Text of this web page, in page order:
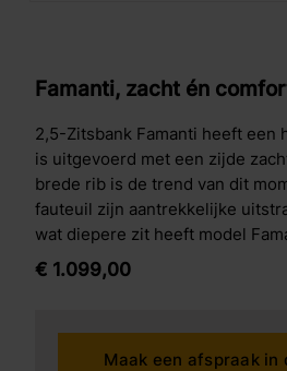
Famanti, zacht én
2,5-Zitsbank Famanti heeft een
is uitgevoerd met een zijde
brede rib is de trend van dit
fauteuil zijn aantrekkelijke
wat diepere zit heeft model
look.
€ 1.099,00
Maak een afspraak in